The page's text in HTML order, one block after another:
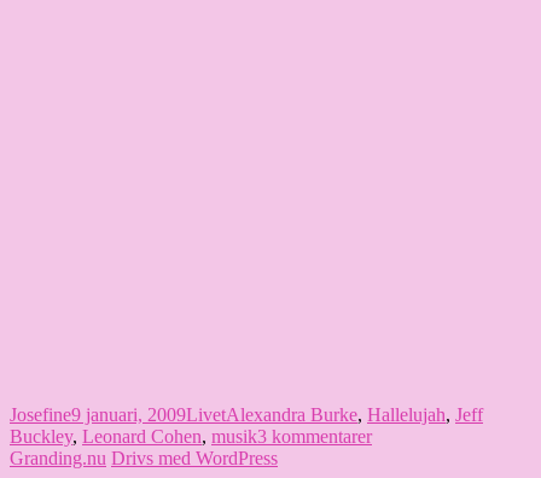
Författare
JosefinePublicerat
den
9 januari, 2009Kategorier
LivetEtiketter
Alexandra Burke, Hallelujah, Jeff
Buckley, Leonard Cohen, musik3 kommentarertill
Granding.nu Drivs med WordPress